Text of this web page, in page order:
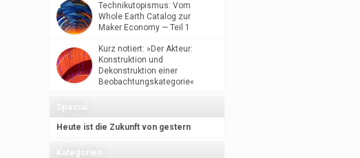
Technikutopismus: Vom
Whole Earth Catalog zur
Maker Economy — Teil 1
Kurz notiert: »Der Akteur:
Konstruktion und
Dekonstruktion einer
Beobachtungskategorie«
Special
Heute ist die Zukunft von gestern
Kategorien